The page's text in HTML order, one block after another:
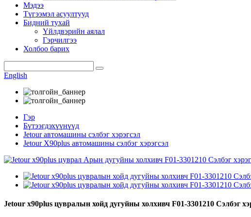
Мэдээ
Түгээмэл асуултууд
Бидний тухай
Үйлдвэрийн аялал
Гэрчилгээ
Холбоо барих
English
Гэр
Бүтээгдэхүүнүүд
Jetour автомашины сэлбэг хэрэгсэл
Jetour X90plus автомашины сэлбэг хэрэгсэл
Jetour x90plus цувралын хойд дугуйны холхивч F01-3301210 Сэлбэг